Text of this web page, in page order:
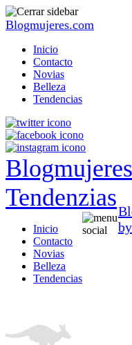
Blogmujeres.com
Inicio
Contacto
Novias
Belleza
Tendencias
Tendenzias
Inicio
Contacto
Novias
Belleza
Tendencias